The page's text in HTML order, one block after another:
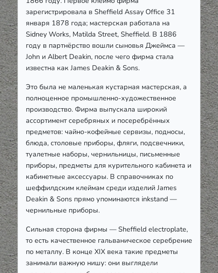
зарегистрировала в Sheffield Assay Office 31
января 1878 года; мастерская работала на
Sidney Works, Matilda Street, Sheffield. В 1886
году в партнёрство вошли сыновья Джеймса —
John и Albert Deakin, после чего фирма стала
известна как James Deakin & Sons.
Это была не маленькая кустарная мастерская, а
полноценное промышленно-художественное
производство. Фирма выпускала широкий
ассортимент серебряных и посеребрённых
предметов: чайно-кофейные сервизы, подносы,
блюда, столовые приборы, фляги, подсвечники,
туалетные наборы, чернильницы, письменные
приборы, предметы для курительного кабинета и
кабинетные аксессуары. В справочниках по
шеффилдским клеймам среди изделий James
Deakin & Sons прямо упоминаются inkstand —
чернильные приборы.
Сильная сторона фирмы — Sheffield electroplate,
то есть качественное гальваническое серебрение
по металлу. В конце XIX века такие предметы
занимали важную нишу: они выглядели